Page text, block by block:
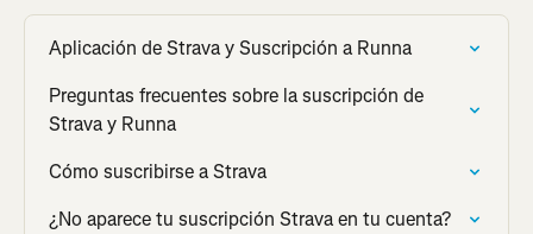
Aplicación de Strava y Suscripción a Runna
Preguntas frecuentes sobre la suscripción de
Strava y Runna
Cómo suscribirse a Strava
¿No aparece tu suscripción Strava en tu cuenta?